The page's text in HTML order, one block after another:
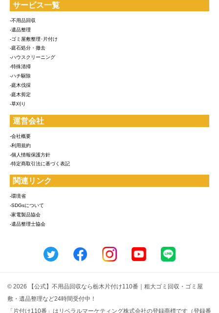
サービス一覧
-不用品回収
-遺品整理
-ゴミ屋敷整理･片付け
-庭石処分・撤去
-ハウスクリーニング
-特殊清掃
-ハチ駆除
-庭木伐採
-庭木剪定
-草刈り
運営会社
-会社概要
-利用規約
-個人情報保護方針
-特定商取引法に基づく表記
関連リンク
-環境省
-SDGsについて
-家電製品協会
-遺品整理士協会
© 2026 【公式】不用品回収なら栃木片付け110番｜粗大ゴミ回収・ゴミ屋
敷・遺品整理など24時間受付中！
「片付け110番」はリベラルマーケティング株式会社の登録商標です（登録番